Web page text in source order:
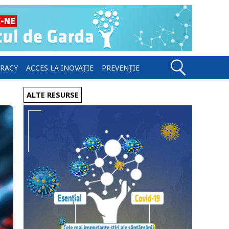
ACCES LA INOVAȚIE PREVENȚIE
ALTE RESURSE